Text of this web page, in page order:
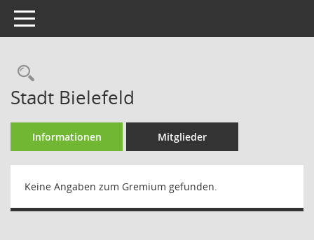
Toggle navigation
Rechercheauswahl
Stadt Bielefeld
Informationen Mitglieder
Keine Angaben zum Gremium gefunden.